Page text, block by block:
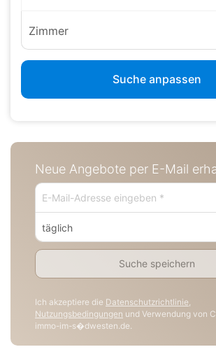
Zimmer
Suche anpassen
Neue Angebote per E-Mail
täglich
Suche speichern
Ich akzeptiere die Datenschutzrichtlinie,
Nutzungsbedingungen und Verwendung von
immo-im-s�dwesten.de.